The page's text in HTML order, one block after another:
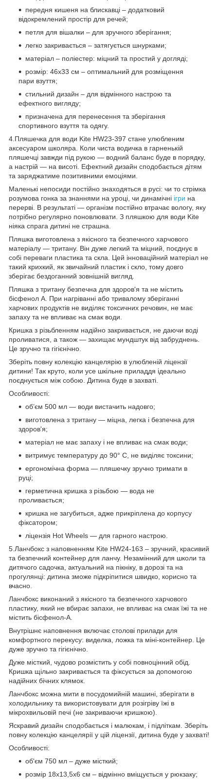
передня кишеня на блискавці – додатковий
відокремлений простір для речей;
петля для вішалки – для зручного зберігання;
легко закривається – затягується шнурками;
матеріал – поліестер: міцний та простий у догляді;
розмір: 46x33 см – оптимальний для розміщення
пари взуття;
стильний дизайн – для відмінного настрою та
ефектного вигляду;
призначена для перенесення та зберігання
спортивного взуття та одягу.
4.Пляшечка для води Kite HW23-397 стане улюбленим
аксесуаром школяра. Коли чиста водичка в гарненькій
пляшечці завжди під рукою — водний баланс буде в порядку,
а настрій — на висоті. Ефектний дизайн сподобається дітям
та заряджатиме позитивними емоціями.
Маленькі непосиди постійно знаходяться в русі: чи то стрімка
розумова гонка за знаннями на уроці, чи динамічні ігри на
перерві. В результаті — організм постійно втрачає вологу, яку
потрібно регулярно поновлювати. З пляшкою для води Kite
ніяка спрага дитині не страшна.
Пляшка виготовлена з якісного та безпечного харчового
матеріалу — тритану. Він дуже легкий та міцний, поєднує в
собі переваги пластика та скла. Цей інноваційний матеріал не
такий крихкий, як звичайний пластик і скло, тому довго
зберігає бездоганний зовнішній вигляд.
Пляшка з тритану безпечна для здоров'я та не містить
бісфенол А. При нагріванні або тривалому зберіганні
харчових продуктів не виділяє токсичних речовин, не має
запаху та не впливає на смак води.
Кришка з різьбленням надійно закривається, не даючи воді
проливатися, а також — захищає мундштук від забруднень.
Це зручно та гігієнічно.
Зберіть повну колекцію канцелярію в улюбленій ліцензії
дитини! Так круто, коли усе шкільне приладдя ідеально
поєднується між собою. Дитина буде в захваті.
Особливості:
об’єм 500 мл — води вистачить надовго;
виготовлена з тритану — міцна, легка і безпечна для
здоров'я;
матеріал не має запаху і не впливає на смак води;
витримує температуру до 90° C, не виділяє токсини;
ергономічна форма — пляшечку зручно тримати в
руці;
герметична кришка з різьбою — вода не
проливається;
кришка не загубиться, адже прикріплена до корпусу
фіксатором;
ліцензія Hot Wheels — для гарного настрою.
5.Ланчбокс з наповненням Kite HW24-163 – зручний, красивий
та безпечний контейнер для ланчу. Незамінний для школи та
дитячого садочка, актуальний на пікніку, в дорозі та на
прогулянці: дитина зможе підкріпитися швидко, корисно та
вчасно.
Ланчбокс виконаний з якісного та безпечного харчового
пластику, який не вбирає запахи, не впливає на смак їжі та не
містить бісфенол-А.
Внутрішнє наповнення включає столові прилади для
комфортного перекусу: виделка, ложка та міні-контейнер. Це
дуже зручно та гігієнічно.
Дуже місткий, чудово розмістить у собі повноцінний обід.
Кришка щільно закривається та фіксується за допомогою
надійних бічних клямок.
Ланчбокс можна мити в посудомийній машині, зберігати в
холодильнику та використовувати для розігріву їжі в
мікрохвильовій печі (не закриваючи кришкою).
Яскравий дизайн сподобається і малюкам, і підліткам. Зберіть
повну колекцію канцелярії у цій ліцензії, дитина буде у захваті!
Особливості:
об'єм 750 мл – дуже місткий;
розмір 18х13,5х6 см – відмінно вміщується у рюкзаку;